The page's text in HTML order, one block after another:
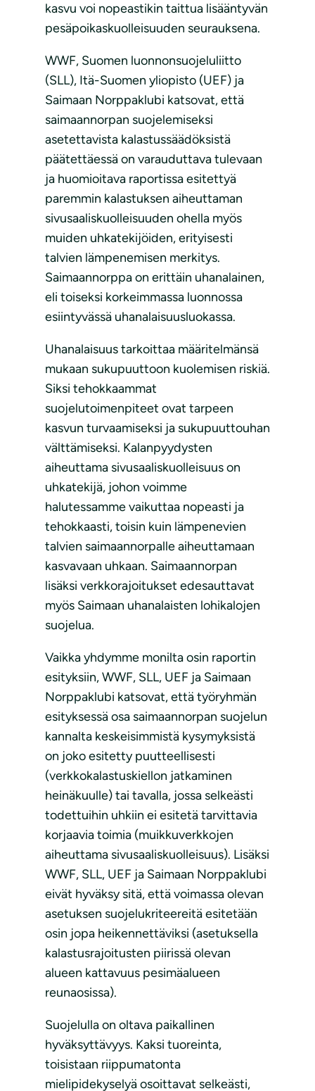
kasvu voi nopeastikin taittua lisääntyvän
pesäpoikaskuolleisuuden seurauksena.
WWF, Suomen luonnonsuojeluliitto
(SLL), Itä-Suomen yliopisto (UEF) ja
Saimaan Norppaklubi katsovat, että
saimaannorpan suojelemiseksi
asetettavista kalastussäädöksistä
päätettäessä on varauduttava tulevaan
ja huomioitava raportissa esitettyä
paremmin kalastuksen aiheuttaman
sivusaaliskuolleisuuden ohella myös
muiden uhkatekijöiden, erityisesti
talvien lämpenemisen merkitys.
Saimaannorppa on erittäin uhanalainen,
eli toiseksi korkeimmassa luonnossa
esiintyvässä uhanalaisuusluokassa.
Uhanalaisuus tarkoittaa määritelmänsä
mukaan sukupuuttoon kuolemisen riskiä.
Siksi tehokkaammat
suojelutoimenpiteet ovat tarpeen
kasvun turvaamiseksi ja sukupuuttouhan
välttämiseksi. Kalanpyydysten
aiheuttama sivusaaliskuolleisuus on
uhkatekijä, johon voimme
halutessamme vaikuttaa nopeasti ja
tehokkaasti, toisin kuin lämpenevien
talvien saimaannorpalle aiheuttamaan
kasvavaan uhkaan. Saimaannorpan
lisäksi verkkorajoitukset edesauttavat
myös Saimaan uhanalaisten lohikalojen
suojelua.
Vaikka yhdymme monilta osin raportin
esityksiin, WWF, SLL, UEF ja Saimaan
Norppaklubi katsovat, että työryhmän
esityksessä osa saimaannorpan suojelun
kannalta keskeisimmistä kysymyksistä
on joko esitetty puutteellisesti
(verkkokalastuskiellon jatkaminen
heinäkuulle) tai tavalla, jossa selkeästi
todettuihin uhkiin ei esitetä tarvittavia
korjaavia toimia (muikkuverkkojen
aiheuttama sivusaaliskuolleisuus). Lisäksi
WWF, SLL, UEF ja Saimaan Norppaklubi
eivät hyväksy sitä, että voimassa olevan
asetuksen suojelukriteereitä esitetään
osin jopa heikennettäviksi (asetuksella
kalastusrajoitusten piirissä olevan
alueen kattavuus pesimäalueen
reunaosissa).
Suojelulla on oltava paikallinen
hyväksyttävyys. Kaksi tuoreinta,
toisistaan riippumatonta
mielipidekyselyä osoittavat selkeästi,